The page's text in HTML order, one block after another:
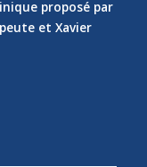
proposé par
et Xavier